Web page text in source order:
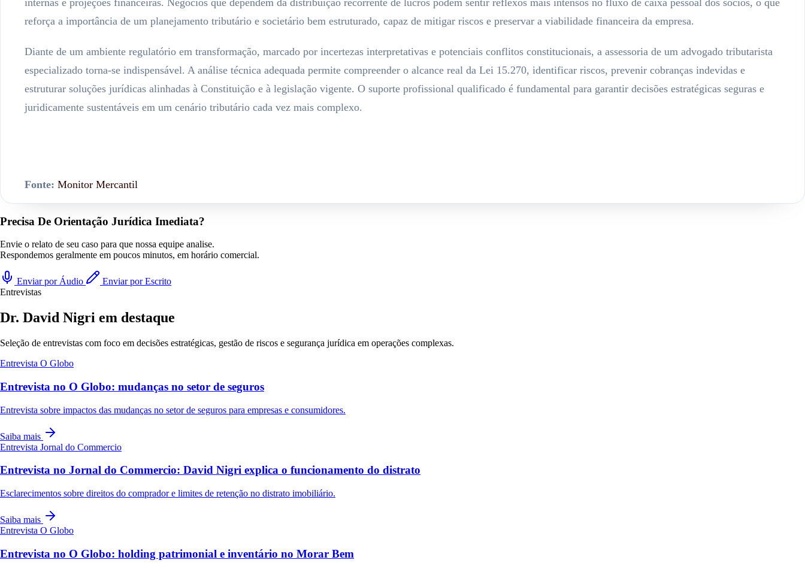
Fonte: Monitor Mercantil
reforça a importância de um planejamento tributário e societário bem estruturado, capaz de mitigar riscos e preservar a viabilidade financeira da empresa.
Diante de um ambiente regulatório em transformação, marcado por incertezas interpretativas e potenciais conflitos constitucionais, a assessoria de um advogado tributarista
especializado torna-se indispensável. A análise técnica adequada permite compreender o alcance real da Lei 15.270, identificar riscos, prevenir cobranças indevidas e
estruturar soluções jurídicas alinhadas à Constituição e à legislação vigente. O suporte profissional qualificado é fundamental para garantir decisões estratégicas seguras e
juridicamente sustentáveis em um cenário tributário cada vez mais complexo.
Precisa De Orientação Jurídica Imediata?
Envie o relato de seu caso para que nossa equipe analise.
Respondemos geralmente em poucos minutos, em horário comercial.
Enviar por Áudio
Enviar por Escrito
Entrevistas
Dr. David Nigri em destaque
Seleção de entrevistas com foco em decisões estratégicas, gestão de riscos e segurança jurídica em operações complexas.
Entrevista O Globo
Entrevista no O Globo: mudanças no setor de seguros
Entrevista sobre impactos das mudanças no setor de seguros para empresas e consumidores.
Saiba mais
Entrevista Jornal do Commercio
Entrevista no Jornal do Commercio: David Nigri explica o funcionamento do distrato
Esclarecimentos sobre direitos do comprador e limites de retenção no distrato imobiliário.
Saiba mais
Entrevista O Globo
Entrevista no O Globo: holding patrimonial e inventário no Morar Bem